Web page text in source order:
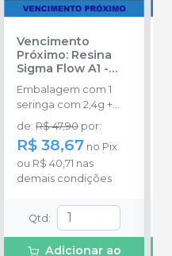
Vencimento
Próximo: Resina
Sigma Flow A1 -
DFL
Embalagem com 1
seringa com 2,4g +
pontas aplicadoras.
de: R$ 47,90 por:
R$ 38,67 no Pix
ou R$ 40,71 nas
demais condições
Qtd :
Adicionar ao